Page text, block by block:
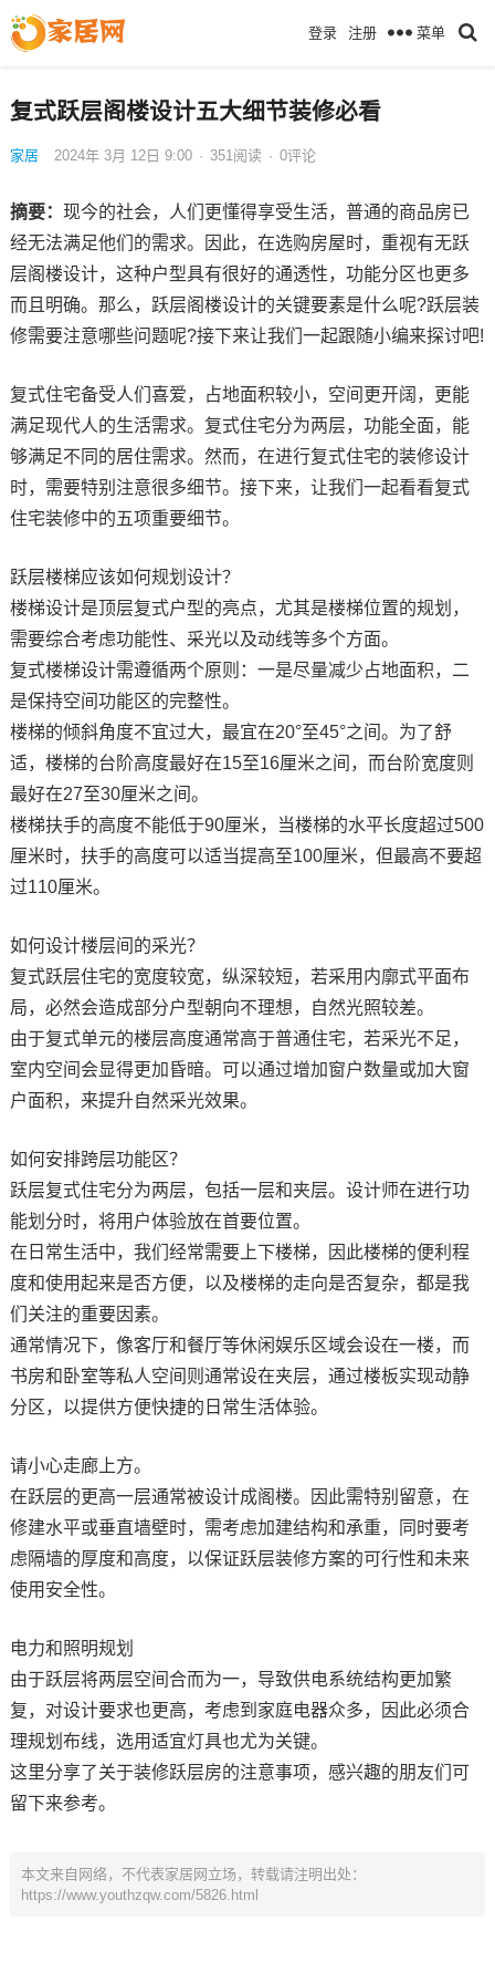
登录 注册 菜单
复式跃层阁楼设计五大细节装修必看
家居 2024年 3月 12日 9:00 · 351 阅读 · 0评论
摘要： 现今的社会，人们更懂得享受生活，普通的商品房已
经无法满足他们的需求。因此，在选购房屋时，重视有无跃
层阁楼设计，这种户型具有很好的通透性，功能分区也更多
而且明确。那么，跃层阁楼设计的关键要素是什么呢?跃层装
修需要注意哪些问题呢?接下来让我们一起跟随小编来探讨吧!
复式住宅备受人们喜爱，占地面积较小，空间更开阔，更能
满足现代人的生活需求。复式住宅分为两层，功能全面，能
够满足不同的居住需求。然而，在进行复式住宅的装修设计
时，需要特别注意很多细节。接下来，让我们一起看看复式
住宅装修中的五项重要细节。
跃层楼梯应该如何规划设计？
楼梯设计是顶层复式户型的亮点，尤其是楼梯位置的规划，
需要综合考虑功能性、采光以及动线等多个方面。
复式楼梯设计需遵循两个原则：一是尽量减少占地面积，二
是保持空间功能区的完整性。
楼梯的倾斜角度不宜过大，最宜在20°至45°之间。为了舒
适，楼梯的台阶高度最好在15至16厘米之间，而台阶宽度则
最好在27至30厘米之间。
楼梯扶手的高度不能低于90厘米，当楼梯的水平长度超过500
厘米时，扶手的高度可以适当提高至100厘米，但最高不要超
过110厘米。
如何设计楼层间的采光？
复式跃层住宅的宽度较宽，纵深较短，若采用内廓式平面布
局，必然会造成部分户型朝向不理想，自然光照较差。
由于复式单元的楼层高度通常高于普通住宅，若采光不足，
室内空间会显得更加昏暗。可以通过增加窗户数量或加大窗
户面积，来提升自然采光效果。
如何安排跨层功能区？
跃层复式住宅分为两层，包括一层和夹层。设计师在进行功
能划分时，将用户体验放在首要位置。
在日常生活中，我们经常需要上下楼梯，因此楼梯的便利程
度和使用起来是否方便，以及楼梯的走向是否复杂，都是我
们关注的重要因素。
通常情况下，像客厅和餐厅等休闲娱乐区域会设在一楼，而
书房和卧室等私人空间则通常设在夹层，通过楼板实现动静
分区，以提供方便快捷的日常生活体验。
请小心走廊上方。
在跃层的更高一层通常被设计成阁楼。因此需特别留意，在
修建水平或垂直墙壁时，需考虑加建结构和承重，同时要考
虑隔墙的厚度和高度，以保证跃层装修方案的可行性和未来
使用安全性。
电力和照明规划
由于跃层将两层空间合而为一，导致供电系统结构更加繁
复，对设计要求也更高，考虑到家庭电器众多，因此必须合
理规划布线，选用适宜灯具也尤为关键。
这里分享了关于装修跃层房的注意事项，感兴趣的朋友们可
留下来参考。
本文来自网络，不代表家居网立场，转载请注明出处：
https://www.youthzqw.com/5826.html